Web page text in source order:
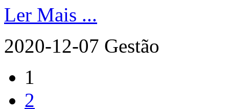
Ler Mais ...
2020-12-07 Gestão
1
2